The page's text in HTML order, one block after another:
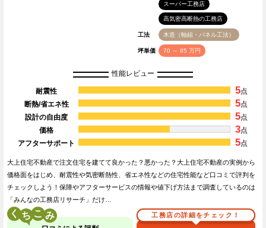
スーパー工務店
高気密高断熱の工務店
工法 木造（軸組・パネル工法）
坪単価 70 ～ 85 万円
性能レビュー
耐震性 5点
断熱/省エネ性
5点
設計の自由度
5点
価格
3点
アフターサポート
5点
大上住宅不動産で注文住宅を建てて良かった？悪かった？大上住宅不動産の実例から
価格面をはじめ、耐震性や気密断熱性、省エネ性などの住宅性能など口コミで評判を
チェックしよう！保障やアフターサービスの情報や値下げ方法まで調査しているのは
「みんなの工務店リサーチ」だけ…
く こ 工務店の詳細をチェック！